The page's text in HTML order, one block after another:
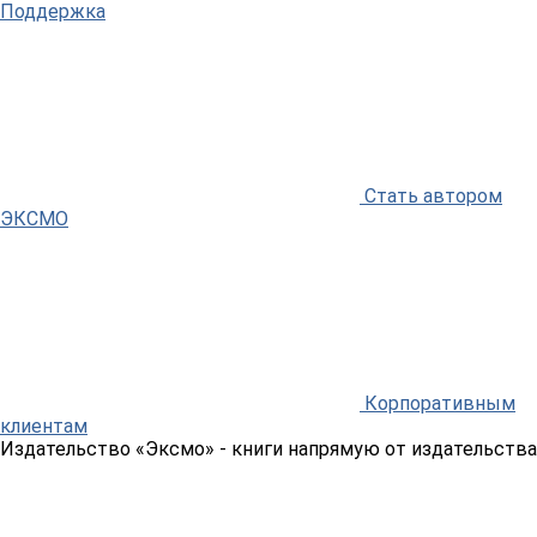
Поддержка
Стать автором
ЭКСМО
Корпоративным
клиентам
Издательство «Эксмо» - книги напрямую от издательства